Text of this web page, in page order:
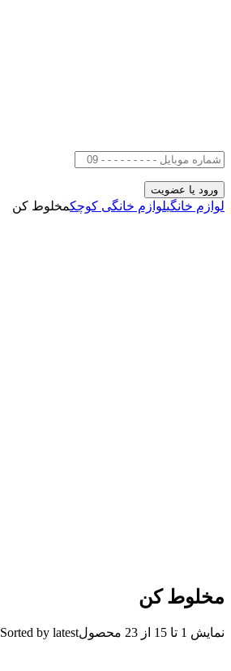
لوازم خانگیلوازم خانگی کوچکمخلوط کن
مخلوط کن
نمایش 1 تا 15 از 23 محصول Sorted by latest